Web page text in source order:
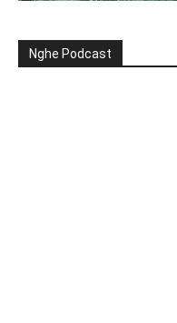
Nghe Podcast